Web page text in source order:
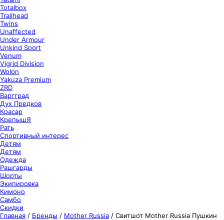
Totalbox
Trailhead
Twins
Unaffected
Under Armour
Unkind Sport
Venum
Vigrid Division
Wolon
Yakuza Premium
ZRD
Варгград
Дух Предков
Красар
КрепышЯ
Рать
Спортивный интерес
Детям
Детям
Одежда
Рашгарды
Шорты
Экипировка
Кимоно
Самбо
Скидки
Главная / Бренды / Mother Russia / Свитшот Mother Russia Пушкин